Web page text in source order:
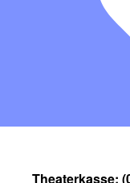
Theaterkasse: